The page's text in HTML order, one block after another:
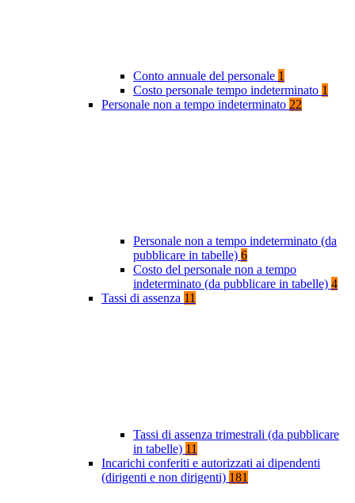
Conto annuale del personale 1
Costo personale tempo indeterminato 1
Personale non a tempo indeterminato 22
Personale non a tempo indeterminato (da
pubblicare in tabelle) 6
Costo del personale non a tempo
indeterminato (da pubblicare in tabelle) 4
Tassi di assenza 11
Tassi di assenza trimestrali (da pubblicare
in tabelle) 11
Incarichi conferiti e autorizzati ai dipendenti
(dirigenti e non dirigenti) 181